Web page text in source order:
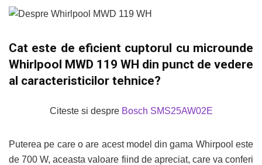
Cat este de eficient cuptorul cu microunde
Whirlpool MWD 119 WH din punct de vedere
al caracteristicilor tehnice?
Citeste si despre Bosch SMS25AW02E
Puterea pe care o are acest model din gama Whirpool este
de 700 W, aceasta valoare fiind de apreciat, care va conferi